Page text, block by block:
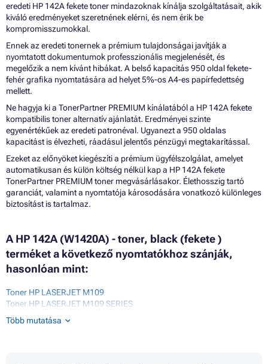
eredeti HP 142A fekete toner mindazoknak kínálja szolgáltatásait, akik
kiváló eredményeket szeretnének elérni, és nem érik be
kompromisszumokkal.
Ennek az eredeti tonernek a prémium tulajdonságai javítják a
nyomtatott dokumentumok professzionális megjelenését, és
megelőzik a nem kívánt hibákat. A belső kapacitás 950 oldal fekete-
fehér grafika nyomtatására ad helyet 5%-os A4-es papírfedettség
mellett.
Ne hagyja ki a TonerPartner PREMIUM kínálatából a HP 142A fekete
kompatibilis toner alternatív ajánlatát. Eredményei szinte
egyenértékűek az eredeti patronéval. Ugyanezt a 950 oldalas
kapacitást is élvezheti, ráadásul jelentős pénzügyi megtakarítással.
Ezeket az előnyöket kiegészíti a prémium ügyfélszolgálat, amelyet
automatikusan és külön költség nélkül kap a HP 142A fekete
TonerPartner PREMIUM toner megvásárlásakor. Élethosszig tartó
garanciát, valamint a nyomtatója károsodására vonatkozó különleges
biztosítást is tartalmaz.
A HP 142A (W1420A) - toner, black (fekete )
terméket a következő nyomtatókhoz szánják,
hasonlóan mint:
Toner HP LASERJET M109
Toner HP LASERJET M109 SERIES
Toner HP LASERJET M109A
Toner HP LASERJET M109W
Több mutatása